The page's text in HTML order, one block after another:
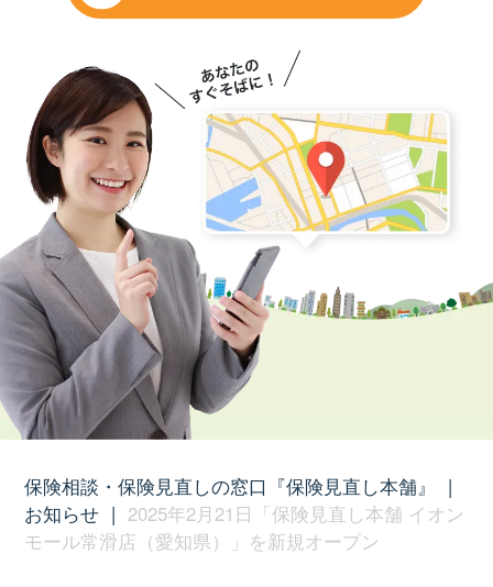
保険相談・保険見直しの窓口『保険見直し本舗』
|
お知らせ | 2025年2月21日「保険見直し本舗 イオン
モール常滑店（愛知県）」を新規オープン